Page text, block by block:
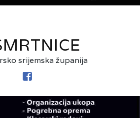
srijemska županija